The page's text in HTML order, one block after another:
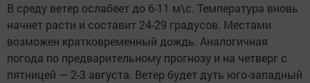
В среду ветер ослабеет до 6-11 м\с. Температура вновь
начнет расти и составит 24-29 градусов. Местами
возможен кратковременный дождь. Аналогичная
погода по предварительному прогнозу и на четверг с
пятницей — 2-3 августа. Ветер будет дуть юго-западный